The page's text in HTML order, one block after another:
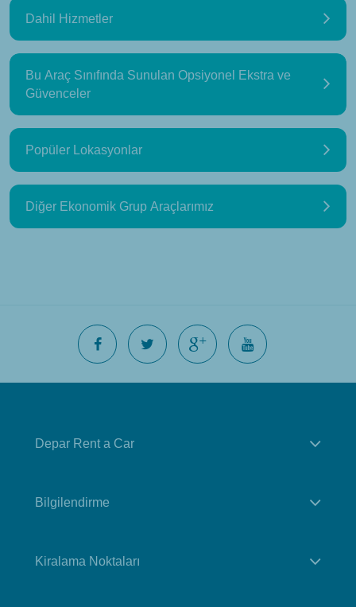
Dahil Hizmetler
Bu Araç Sınıfında Sunulan Opsiyonel Ekstra ve
Güvenceler
Popüler Lokasyonlar
Diğer Ekonomik Grup Araçlarımız
Depar Rent a Car
Bilgilendirme
Kiralama Noktaları